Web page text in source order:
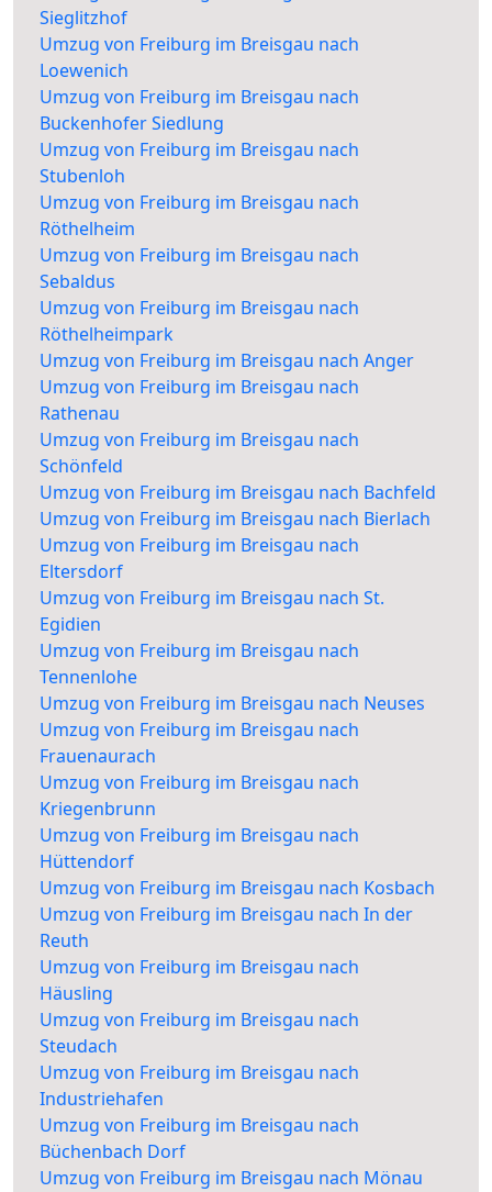
Sieglitzhof
Umzug von Freiburg im Breisgau nach
Loewenich
Umzug von Freiburg im Breisgau nach
Buckenhofer Siedlung
Umzug von Freiburg im Breisgau nach
Stubenloh
Umzug von Freiburg im Breisgau nach
Röthelheim
Umzug von Freiburg im Breisgau nach
Sebaldus
Umzug von Freiburg im Breisgau nach
Röthelheimpark
Umzug von Freiburg im Breisgau nach Anger
Umzug von Freiburg im Breisgau nach
Rathenau
Umzug von Freiburg im Breisgau nach
Schönfeld
Umzug von Freiburg im Breisgau nach Bachfeld
Umzug von Freiburg im Breisgau nach Bierlach
Umzug von Freiburg im Breisgau nach
Eltersdorf
Umzug von Freiburg im Breisgau nach St.
Egidien
Umzug von Freiburg im Breisgau nach
Tennenlohe
Umzug von Freiburg im Breisgau nach Neuses
Umzug von Freiburg im Breisgau nach
Frauenaurach
Umzug von Freiburg im Breisgau nach
Kriegenbrunn
Umzug von Freiburg im Breisgau nach
Hüttendorf
Umzug von Freiburg im Breisgau nach Kosbach
Umzug von Freiburg im Breisgau nach In der
Reuth
Umzug von Freiburg im Breisgau nach
Häusling
Umzug von Freiburg im Breisgau nach
Steudach
Umzug von Freiburg im Breisgau nach
Industriehafen
Umzug von Freiburg im Breisgau nach
Büchenbach Dorf
Umzug von Freiburg im Breisgau nach Mönau